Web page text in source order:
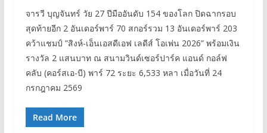
จารวี บุญจันทร์ วัย 27 ปีมืออันดับ 154 ของโลก ปิดฉากรอบ
สุดท้ายอีก 2 อันเดอร์พาร์ 70 สกอร์รวม 13 อันเดอร์พาร์ 203
คว้าแชมป์ ”สิงห์-เอ็นเอสดีเอฟ เลดีส์ โอเพ่น 2026” พร้อมเงิน
รางวัล 2 แสนบาท ณ สนามวินด์เซอร์ปาร์ค แอนด์ กอล์ฟ
คลับ (คอร์สเอ-บี) พาร์ 72 ระยะ 6,533 หลา เมื่อวันที่ 24
กรกฎาคม 2569
Read More